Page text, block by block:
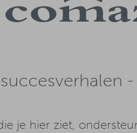
je hier ziet,